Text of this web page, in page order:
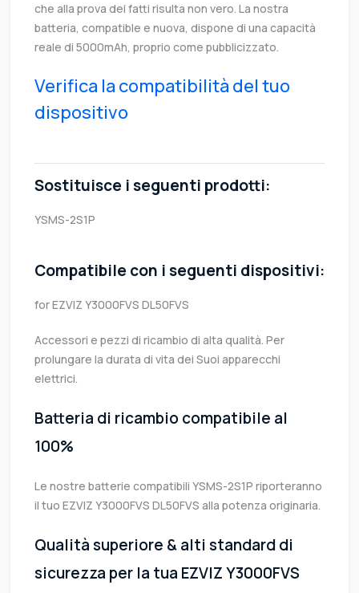
che alla prova dei fatti risulta non vero. La nostra
batteria, compatible e nuova, dispone di una capacità
reale di 5000mAh, proprio come pubblicizzato.
Verifica la compatibilità del tuo
dispositivo
Sostituisce i seguenti prodotti:
YSMS-2S1P
Compatibile con i seguenti dispositivi:
for EZVIZ Y3000FVS DL50FVS
Accessori e pezzi di ricambio di alta qualità. Per
prolungare la durata di vita dei Suoi apparecchi
elettrici.
Batteria di ricambio compatibile al
100%
Le nostre batterie compatibili YSMS-2S1P riporteranno
il tuo EZVIZ Y3000FVS DL50FVS alla potenza originaria.
Qualità superiore & alti standard di
sicurezza per la tua EZVIZ Y3000FVS